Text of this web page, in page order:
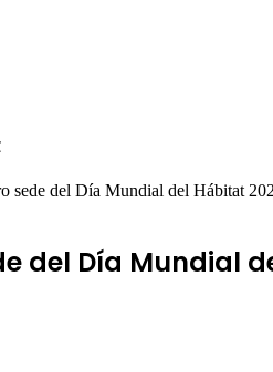
sede del Día Mundial del Hábitat
del Día Mundial